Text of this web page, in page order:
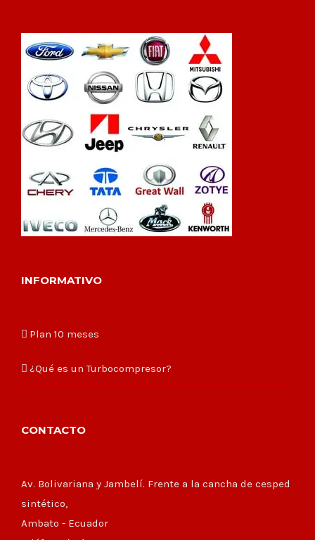
INFORMATIVO
Plan 10 meses
¿Qué es un Turbocompresor?
CONTACTO
Av. Bolivariana y Jambelí. Frente a la cancha de cesped
sintético,
Ambato - Ecuador